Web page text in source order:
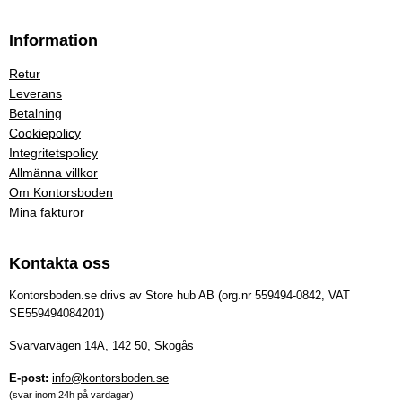
Information
Retur
Leverans
Betalning
Cookiepolicy
Integritetspolicy
Allmänna villkor
Om Kontorsboden
Mina fakturor
Kontakta oss
Kontorsboden.se drivs av Store hub AB (org.nr 559494-0842, VAT
SE559494084201)
Svarvarvägen 14A, 142 50, Skogås
E-post: info@kontorsboden.se
(svar inom 24h på vardagar)